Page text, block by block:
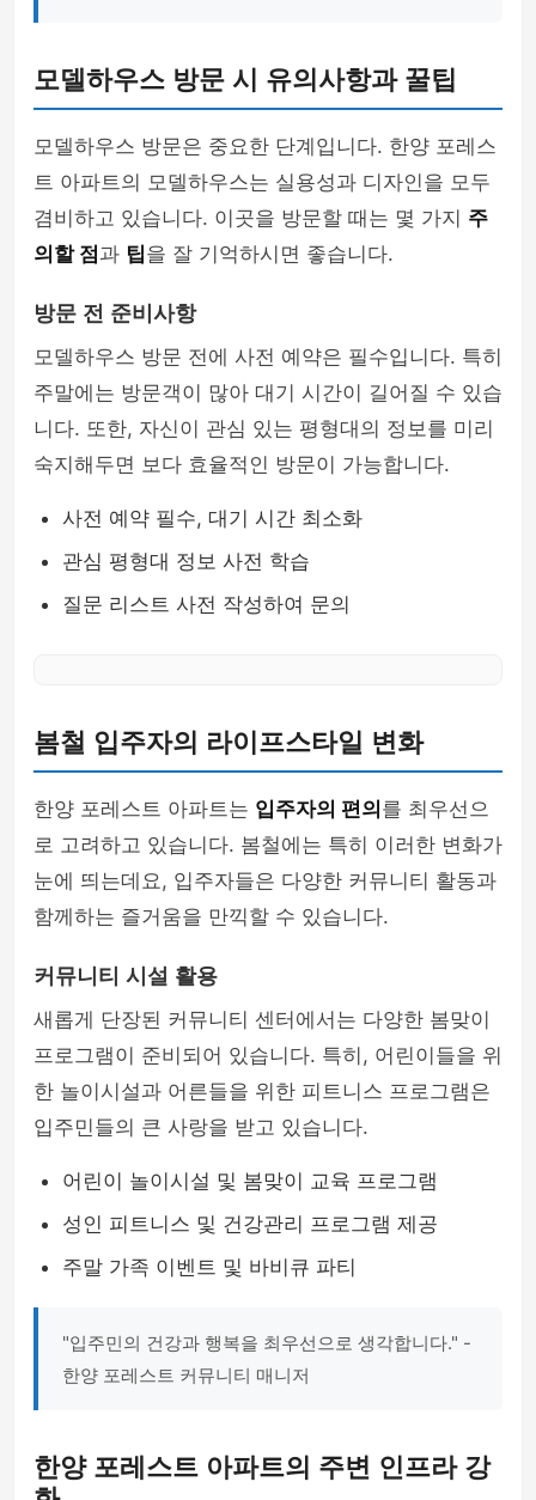
모델하우스 방문 시 유의사항과 꿀팁
모델하우스 방문은 중요한 단계입니다. 한양 포레스
트 아파트의 모델하우스는 실용성과 디자인을 모두
겸비하고 있습니다. 이곳을 방문할 때는 몇 가지 주
의할 점과 팁을 잘 기억하시면 좋습니다.
방문 전 준비사항
모델하우스 방문 전에 사전 예약은 필수입니다. 특히
주말에는 방문객이 많아 대기 시간이 길어질 수 있습
니다. 또한, 자신이 관심 있는 평형대의 정보를 미리
숙지해두면 보다 효율적인 방문이 가능합니다.
사전 예약 필수, 대기 시간 최소화
관심 평형대 정보 사전 학습
질문 리스트 사전 작성하여 문의
봄철 입주자의 라이프스타일 변화
한양 포레스트 아파트는 입주자의 편의 를 최우선으
로 고려하고 있습니다. 봄철에는 특히 이러한 변화가
눈에 띄는데요, 입주자들은 다양한 커뮤니티 활동과
함께하는 즐거움을 만끽할 수 있습니다.
커뮤니티 시설 활용
새롭게 단장된 커뮤니티 센터에서는 다양한 봄맞이
프로그램이 준비되어 있습니다. 특히, 어린이들을 위
한 놀이시설과 어른들을 위한 피트니스 프로그램은
입주민들의 큰 사랑을 받고 있습니다.
어린이 놀이시설 및 봄맞이 교육 프로그램
성인 피트니스 및 건강관리 프로그램 제공
주말 가족 이벤트 및 바비큐 파티
"입주민의 건강과 행복을 최우선으로 생각합니다." -
한양 포레스트 커뮤니티 매니저
한양 포레스트 아파트의 주변 인프라 강